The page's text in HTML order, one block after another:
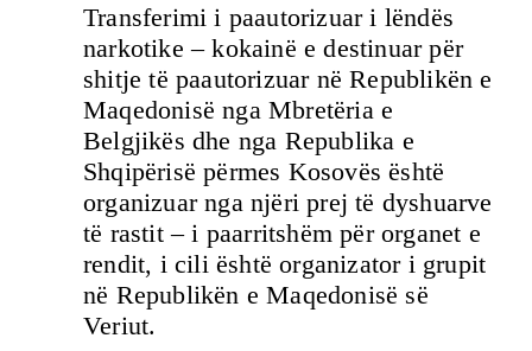
Transferimi i paautorizuar i lëndës
narkotike – kokainë e destinuar për
shitje të paautorizuar në Republikën e
Maqedonisë nga Mbretëria e
Belgjikës dhe nga Republika e
Shqipërisë përmes Kosovës është
organizuar nga njëri prej të dyshuarve
të rastit – i paarritshëm për organet e
rendit, i cili është organizator i grupit
në Republikën e Maqedonisë së
Veriut.